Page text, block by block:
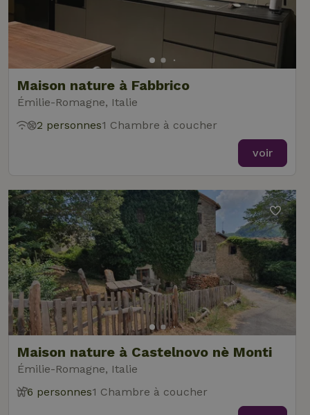
Maison nature à Fabbrico
Émilie-Romagne, Italie
2 personnes1 Chambre à coucher
voir
Maison nature à Castelnovo nè Monti
Émilie-Romagne, Italie
6 personnes1 Chambre à coucher